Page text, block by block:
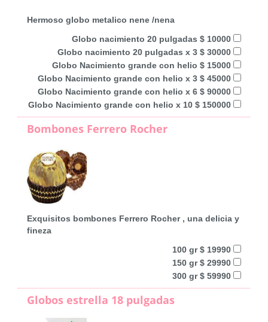
Hermoso globo metalico nene /nena
Globo nacimiento 20 pulgadas $ 10000
Globo nacimiento 20 pulgadas x 3 $ 30000
Globo Nacimiento grande con helio $ 15000
Globo Nacimiento grande con helio x 3 $ 45000
Globo Nacimiento grande con helio x 6 $ 90000
Globo Nacimiento grande con helio x 10 $ 150000
Bombones Ferrero Rocher
Exquisitos bombones Ferrero Rocher , una delicia y
fineza
100 gr $ 19990
150 gr $ 29990
300 gr $ 59990
Globos estrella 18 pulgadas